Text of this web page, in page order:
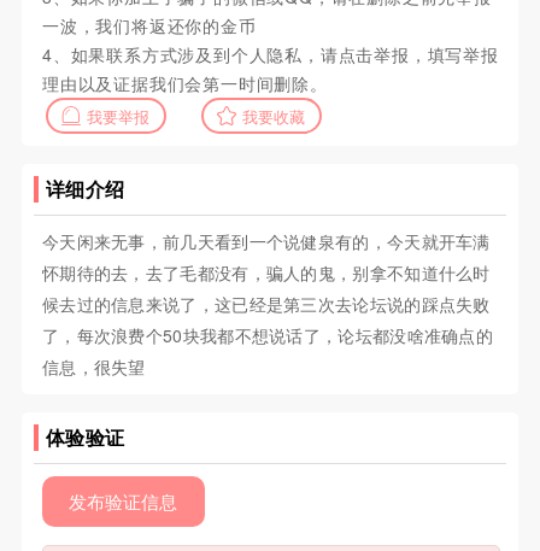
一波，我们将返还你的金币
4、如果联系方式涉及到个人隐私，请点击举报，填写举报
理由以及证据我们会第一时间删除。
我要举报 我要收藏
详细介绍
今天闲来无事，前几天看到一个说健泉有的，今天就开车满
怀期待的去，去了毛都没有，骗人的鬼，别拿不知道什么时
候去过的信息来说了，这已经是第三次去论坛说的踩点失败
了，每次浪费个50块我都不想说话了，论坛都没啥准确点的
信息，很失望
体验验证
发布验证信息